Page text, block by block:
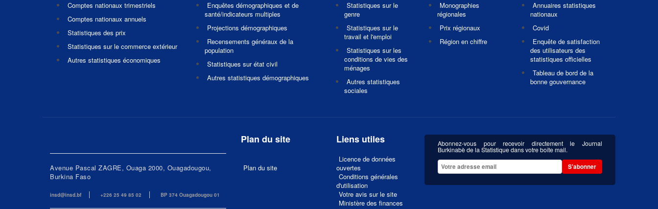
Comptes nationaux trimestriels
Comptes nationaux annuels
Statistiques des prix
Statistiques sur le commerce extérieur
Autres statistiques économiques
Enquêtes démographiques et de
santé/indicateurs multiples
Projections démographiques
Recensements généraux de la
population
Statistiques sur état civil
Autres statistiques démographiques
Statistiques sur le
genre
Statistiques sur le
travail et l'emploi
Statistiques sur les
conditions de vies des
ménages
Autres statistiques
sociales
Monographies
régionales
Prix régionaux
Région en chiffre
Annuaires statistiques
nationaux
Covid
Enquête de satisfaction
des utilisateurs des
statistiques officielles
Tableau de bord de la
bonne gouvernance
Avenue Pascal ZAGRE, Ouaga 2000, Ouagadougou,
Burkina Faso
insd@insd.bf +226 25 49 85 02 BP 374 Ouagadougou 01
Plan du site
Plan du site
Liens utiles
Licence de données
ouvertes
Conditions générales
d'utilisation
Votre avis sur le site
Ministère des finances
Abonnez-vous pour recevoir directement le Journal
Burkinabè de la Statistique dans votre boîte mail.
S'abonner